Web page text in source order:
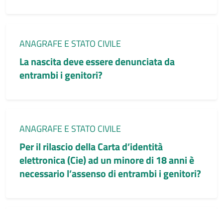
Categoria:
ANAGRAFE E STATO CIVILE
La nascita deve essere denunciata da
entrambi i genitori?
Categoria:
ANAGRAFE E STATO CIVILE
Per il rilascio della Carta d’identità
elettronica (Cie) ad un minore di 18 anni è
necessario l’assenso di entrambi i genitori?